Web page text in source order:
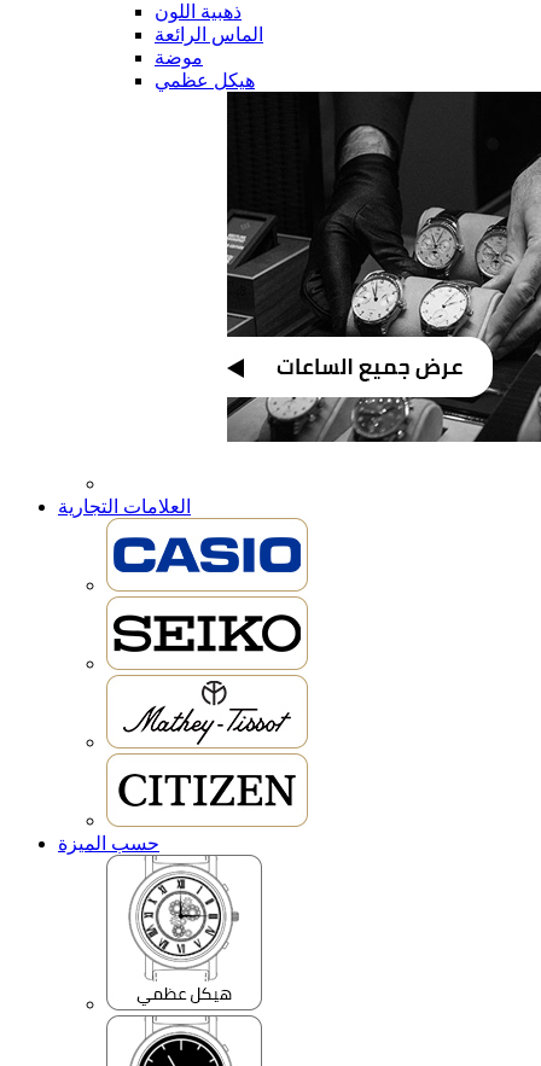
ذهبية اللون
الماس الرائعة
موضة
هيكل عظمي
العلامات التجارية
حسب الميزة